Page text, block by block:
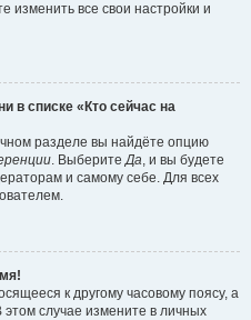
изменить все свои настройки и
в списке «Кто сейчас на
разделе вы найдёте опцию
. ВыберитеДа, и вы будете
и самому себе. Для всех
к другому часовому поясу, а
этом случае измените в личных